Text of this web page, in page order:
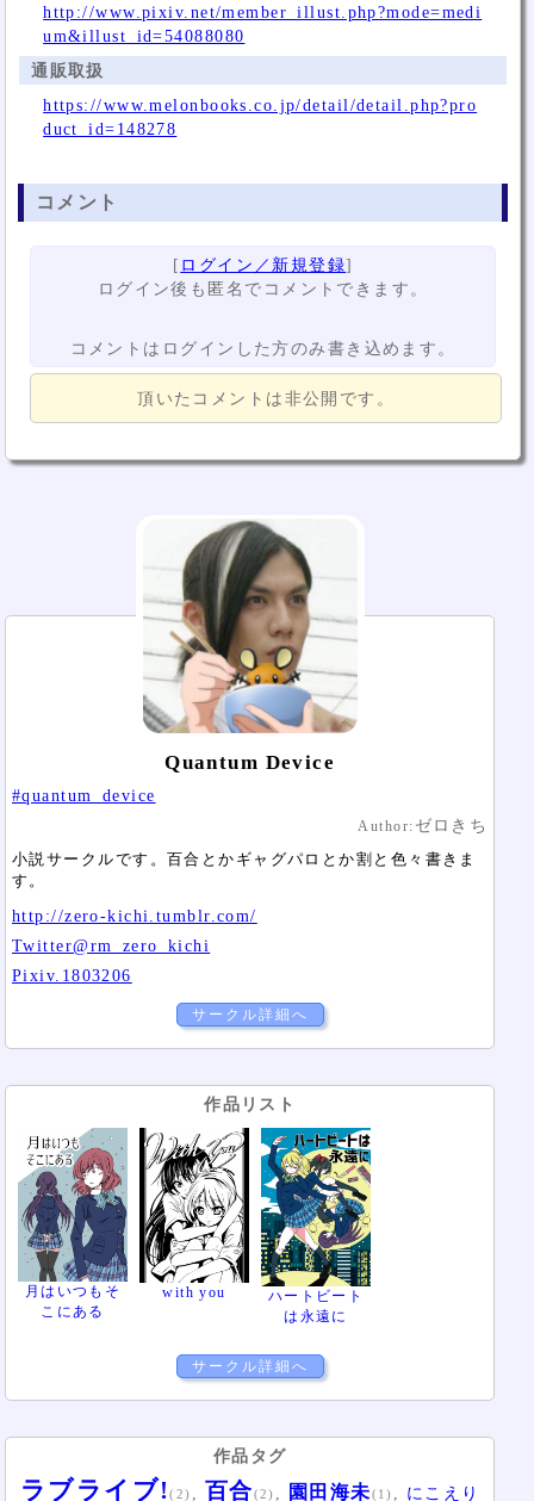
http://www.pixiv.net/member_illust.php?mode=medi
um&illust_id=54088080
通販取扱
https://www.melonbooks.co.jp/detail/detail.php?pro
duct_id=148278
コメント
[ ログイン／新規登録]
ログイン後も匿名でコメントできます。
コメントはログインした方のみ書き込めます。
頂いたコメントは非公開です。
Quantum Device
#quantum_device
Author: ゼロきち
小説サークルです。百合とかギャグパロとか割と色々書きま
す。
http://zero-kichi.tumblr.com/
Twitter@rm_zero_kichi
Pixiv.1803206
サークル詳細へ
作品リスト
月はいつもそ
こにある
with you
ハートビート
は永遠に
サークル詳細へ
作品タグ
ラブライブ!(2) 百合(2) 園田海未(1) にこえり